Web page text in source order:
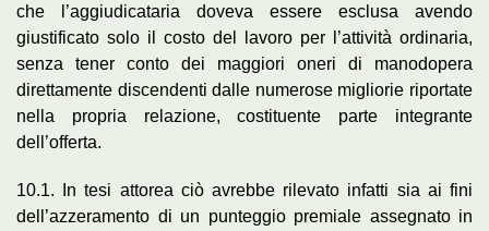
che l’aggiudicataria doveva essere esclusa avendo
giustificato solo il costo del lavoro per l’attività ordinaria,
senza tener conto dei maggiori oneri di manodopera
direttamente discendenti dalle numerose migliorie riportate
nella propria relazione, costituente parte integrante
dell’offerta.
10.1. In tesi attorea ciò avrebbe rilevato infatti sia ai fini
dell’azzeramento di un punteggio premiale assegnato in